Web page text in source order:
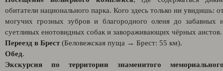
обитатели национального парка. Кого здесь только ни увидишь:
могучих грозных зубров и благородного оленя до забавных
суетливых енотовидных собак и завораживающих чёрных аистов.
Переезд в Брест(Беловежская пуща → Брест: 55 км).
Обед.
Экскурсия по территории знаменитого